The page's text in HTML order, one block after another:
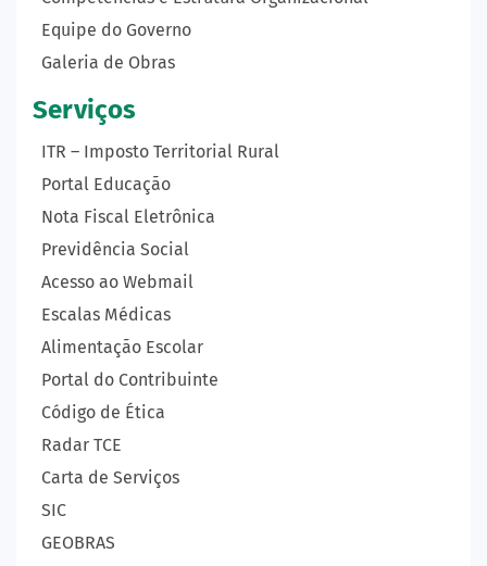
Equipe do Governo
Galeria de Obras
Serviços
ITR – Imposto Territorial Rural
Portal Educação
Nota Fiscal Eletrônica
Previdência Social
Acesso ao Webmail
Escalas Médicas
Alimentação Escolar
Portal do Contribuinte
Código de Ética
Radar TCE
Carta de Serviços
SIC
GEOBRAS